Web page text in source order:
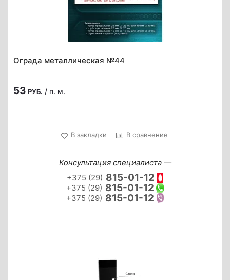
Ограда металлическая №44
53 РУБ. / п. м.
В закладки В сравнение
Консультация специалиста —
+375 (29) 815-01-12
+375 (29) 815-01-12
+375 (29) 815-01-12